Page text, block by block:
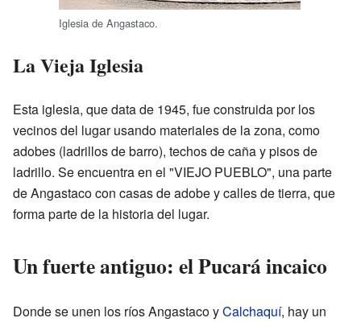
Iglesia de Angastaco.
La Vieja Iglesia
Esta iglesia, que data de 1945, fue construida por los
vecinos del lugar usando materiales de la zona, como
adobes (ladrillos de barro), techos de caña y pisos de
ladrillo. Se encuentra en el "VIEJO PUEBLO", una parte
de Angastaco con casas de adobe y calles de tierra, que
forma parte de la historia del lugar.
Un fuerte antiguo: el Pucará incaico
Donde se unen los ríos Angastaco yCalchaquí, hay un